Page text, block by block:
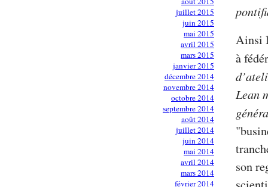
juillet 2015
juin 2015
mai 2015
avril 2015
mars 2015
janvier 2015
décembre 2014
novembre 2014
octobre 2014
septembre 2014
août 2014
juillet 2014
juin 2014
mai 2014
avril 2014
mars 2014
février 2014
Ainsi
à
Lean
son